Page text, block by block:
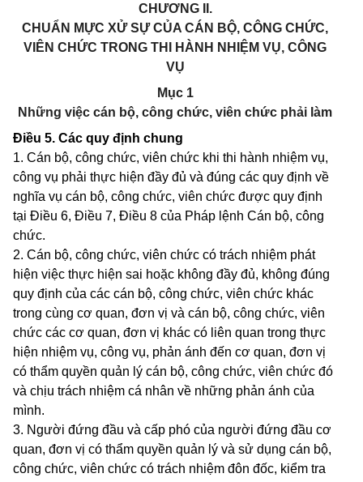
CHƯƠNG II.
CHUẨN MỰC XỬ SỰ CỦA CÁN BỘ, CÔNG CHỨC,
VIÊN CHỨC TRONG THI HÀNH NHIỆM VỤ, CÔNG
VỤ
Mục 1
Những việc cán bộ, công chức, viên chức phải làm
Điều 5. Các quy định chung
1. Cán bộ, công chức, viên chức khi thi hành nhiệm vụ,
công vụ phải thực hiện đầy đủ và đúng các quy định về
nghĩa vụ cán bộ, công chức, viên chức được quy định
tại Điều 6, Điều 7, Điều 8 của Pháp lệnh Cán bộ, công
chức.
2. Cán bộ, công chức, viên chức có trách nhiệm phát
hiện việc thực hiện sai hoặc không đầy đủ, không đúng
quy định của các cán bộ, công chức, viên chức khác
trong cùng cơ quan, đơn vị và cán bộ, công chức, viên
chức các cơ quan, đơn vị khác có liên quan trong thực
hiện nhiệm vụ, công vụ, phản ánh đến cơ quan, đơn vị
có thẩm quyền quản lý cán bộ, công chức, viên chức đó
và chịu trách nhiệm cá nhân về những phản ánh của
mình.
3. Người đứng đầu và cấp phó của người đứng đầu cơ
quan, đơn vị có thẩm quyền quản lý và sử dụng cán bộ,
công chức, viên chức có trách nhiệm đôn đốc, kiểm tra